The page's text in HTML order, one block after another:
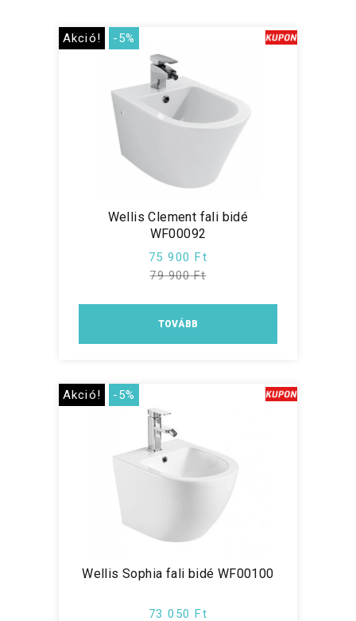
Akció! -5%
Wellis Clement fali bidé
WF00092
75 900 Ft
79 900 Ft
TOVÁBB
Akció! -5%
Wellis Sophia fali bidé WF00100
73 050 Ft